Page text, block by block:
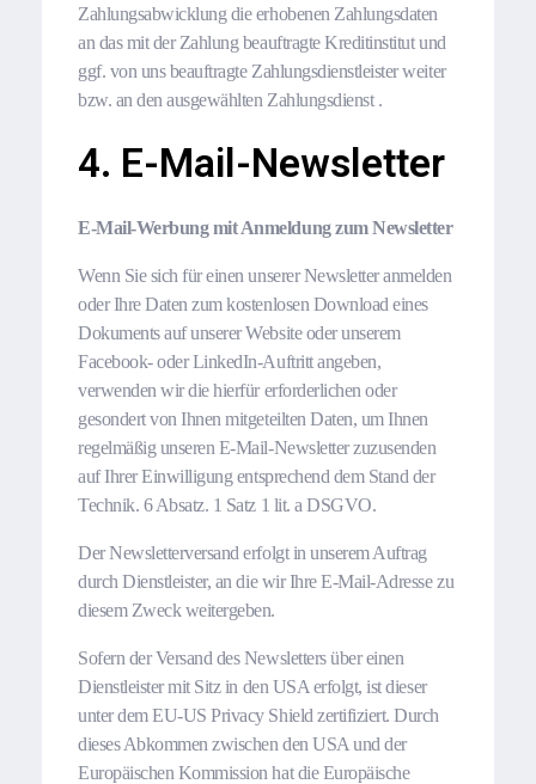
Zahlungsabwicklung die erhobenen Zahlungsdaten
an das mit der Zahlung beauftragte Kreditinstitut und
ggf. von uns beauftragte Zahlungsdienstleister weiter
bzw. an den ausgewählten Zahlungsdienst .
4. E-Mail-Newsletter
E-Mail-Werbung mit Anmeldung zum Newsletter
Wenn Sie sich für einen unserer Newsletter anmelden
oder Ihre Daten zum kostenlosen Download eines
Dokuments auf unserer Website oder unserem
Facebook- oder LinkedIn-Auftritt angeben,
verwenden wir die hierfür erforderlichen oder
gesondert von Ihnen mitgeteilten Daten, um Ihnen
regelmäßig unseren E-Mail-Newsletter zuzusenden
auf Ihrer Einwilligung entsprechend dem Stand der
Technik. 6 Absatz. 1 Satz 1 lit. a DSGVO.
Der Newsletterversand erfolgt in unserem Auftrag
durch Dienstleister, an die wir Ihre E-Mail-Adresse zu
diesem Zweck weitergeben.
Sofern der Versand des Newsletters über einen
Dienstleister mit Sitz in den USA erfolgt, ist dieser
unter dem EU-US Privacy Shield zertifiziert. Durch
dieses Abkommen zwischen den USA und der
Europäischen Kommission hat die Europäische